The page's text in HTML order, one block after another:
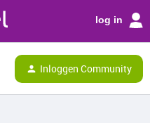
log in
Inloggen Community